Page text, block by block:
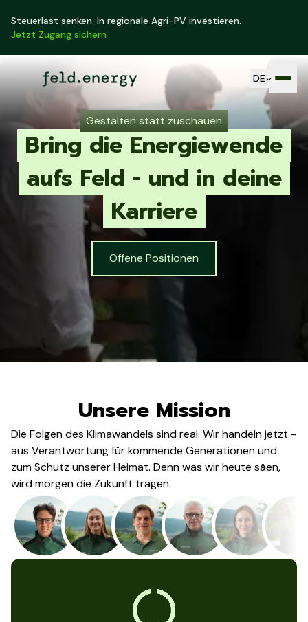
Steuerlast senken. In regionale Agri-PV investieren.
Jetzt Zugang sichern
DE
Gestalten statt zuschauen
Bring die Energiewende
aufs Feld - und in deine
Karriere
Offene Positionen
Unsere Mission
Die Folgen des Klimawandels sind real. Wir handeln jetzt -
aus Verantwortung für kommende Generationen und
zum Schutz unserer Heimat. Denn was wir heute säen,
wird morgen die Zukunft tragen.